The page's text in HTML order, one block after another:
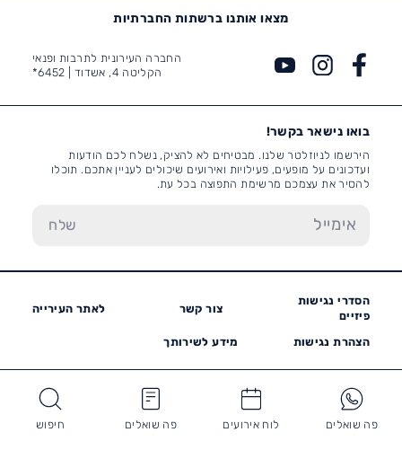
מצאו אותנו ברשתות החברתיות
החברה העירונית לתרבות ופנאי
הקליטה 4, אשדוד |
6452*
בואו נישאר בקשר!
הירשמו לניוזלטר שלנו. מבטיחים לא להציק, נשלח לכם הודעות
ועדכונים על מופעים, פעילויות ואירועים שיכולים לעניין אתכם. תוכלו
להסיר את עצמכם מרשימת התפוצה בכל עת.
הסדרי נגישות
פיזיים
צור קשר לאתר העירייה
הצהרת נגישות מידע לשירותך
פה שואלים לוח אירועים פה שואלים חיפוש